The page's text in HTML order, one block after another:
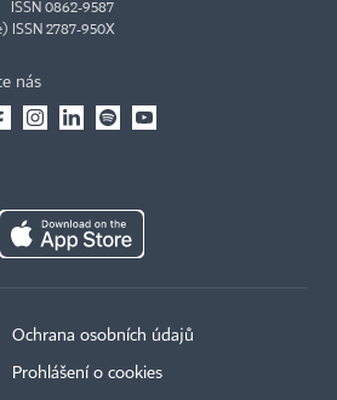
ISSN 0862-9587
ISSN 2787-950X
nás
Ochrana osobních údajů
Prohlášení o cookies